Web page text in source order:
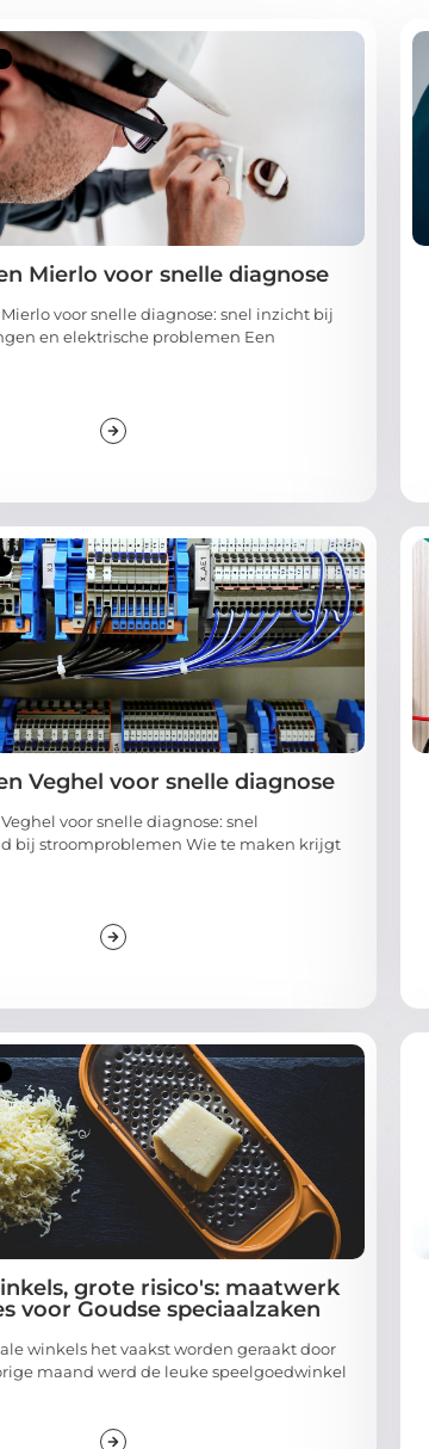
Mierlo voor snelle diagnose
voor snelle diagnose: snel inzicht bij
en elektrische problemen Een
Veghel voor snelle diagnose
voor snelle diagnose: snel
bij stroomproblemen Wie te maken krijgt
grote risico's: maatwerk
voor Goudse speciaalzaken
winkels het vaakst worden geraakt door
maand werd de leuke speelgoedwinkel